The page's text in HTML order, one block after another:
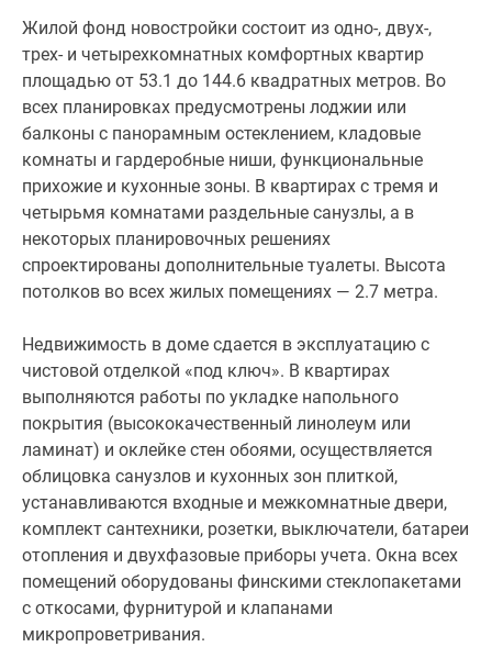
Во
всех
планировках
предусмотрены
лоджии
или
балконы
с
панорамным
остеклением,
кладовые
и
гардеробные
ниши,
функциональные
прихожие
и
кухонные
зоны.
В
квартирах
с
Жилой фонд новостройки состоит из одно-, двух-,
трех- и четырехкомнатных комфортных квартир
площадью от 53.1 до 144.6 квадратных метров. Во
всех планировках предусмотрены лоджии или
балконы с панорамным остеклением, кладовые
комнаты и гардеробные ниши, функциональные
прихожие и кухонные зоны. В квартирах с тремя и
четырьмя комнатами раздельные санузлы, а в
некоторых планировочных решениях
спроектированы дополнительные туалеты. Высота
потолков во всех жилых помещениях — 2.7 метра.
Недвижимость в доме сдается в эксплуатацию с
чистовой отделкой «под ключ». В квартирах
выполняются работы по укладке напольного
покрытия (высококачественный линолеум или
ламинат) и оклейке стен обоями, осуществляется
облицовка санузлов и кухонных зон плиткой,
устанавливаются входные и межкомнатные двери,
комплект сантехники, розетки, выключатели, батареи
отопления и двухфазовые приборы учета. Окна всех
помещений оборудованы финскими стеклопакетами
с откосами, фурнитурой и клапанами
микропроветривания.